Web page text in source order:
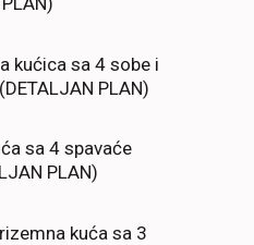
kućica sa 4 sobe i
PLAN)
sa 4 spavaće
PLAN)
kuća sa 3